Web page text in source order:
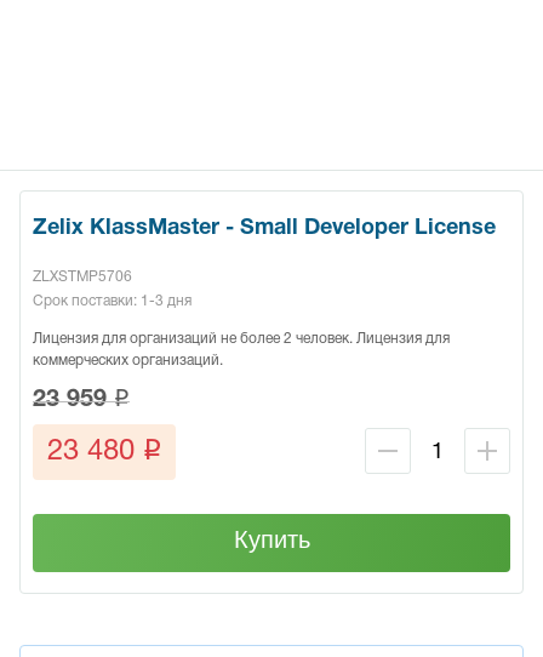
Zelix KlassMaster - Small Developer License
ZLXSTMP5706
Срок поставки: 1-3 дня
Лицензия для организаций не более 2 человек. Лицензия для
коммерческих организаций.
23 959q
23 480 q
Купить